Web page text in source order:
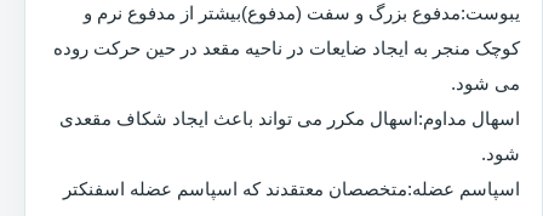
یبوست:مدفوع بزرگ و سفت (مدفوع)بیشتر از مدفوع نرم و
کوچک منجر به ایجاد ضایعات در ناحیه مقعد در حین حرکت روده
می شود.
اسهال مداوم:اسهال مکرر می تواند باعث ایجاد شکاف مقعدی
شود.
اسپاسم عضله:متخصصان معتقدند که اسپاسم عضله اسفنکتر